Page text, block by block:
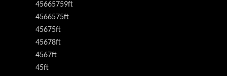
45665759ft
4566575ft
45675ft
45678ft
4567ft
45ft